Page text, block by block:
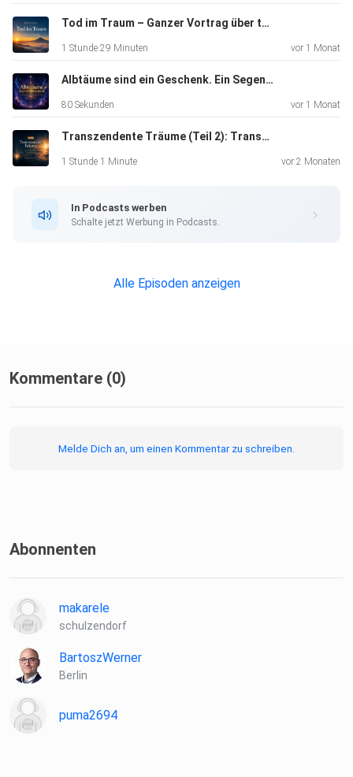
bewusste
Annahme, Hingabe und Versöhnung innerer Frieden
Hörbuch auf Spotify:
Transzendentes Träumen: Die abenteuerliche Reise zum
Ursprung
Tod im Traum – Ganzer Vortrag über transzendente Träume, Heilung und Transformation | Bartosz Werner
1 Stunde 29 Minuten vor 1 Monat
Albtäume sind ein Geschenk. Ein Segen. Nutze diese Chance.
80 Sekunden vor 1 Monat
Transzendente Träume (Teil 2): Transformation durch den Traum-Tod
1 Stunde 1 Minute vor 2 Monaten
In Podcasts werben
Schalte jetzt Werbung in Podcasts.
Alle Episoden anzeigen
Kommentare (0)
Melde Dich an, um einen Kommentar zu schreiben.
Abonnenten
makarele
schulzendorf
BartoszWerner
Berlin
puma2694